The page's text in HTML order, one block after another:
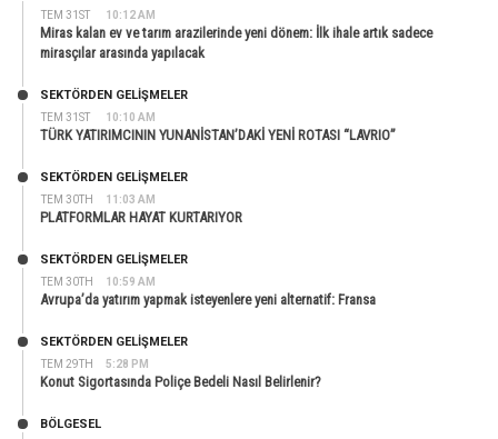
TEM 31ST 10:12 AM
Miras kalan ev ve tarım arazilerinde yeni dönem: İlk ihale artık sadece
mirasçılar arasında yapılacak
TEM 31ST 10:10 AM
SEKTÖRDEN GELIŞMELER
TÜRK YATIRIMCININ YUNANİSTAN’DAKİ YENİ ROTASI “LAVRIO”
TEM 30TH 11:03 AM
SEKTÖRDEN GELIŞMELER
PLATFORMLAR HAYAT KURTARIYOR
TEM 30TH 10:59 AM
SEKTÖRDEN GELIŞMELER
Avrupa’da yatırım yapmak isteyenlere yeni alternatif: Fransa
TEM 29TH 5:28 PM
SEKTÖRDEN GELIŞMELER
Konut Sigortasında Poliçe Bedeli Nasıl Belirlenir?
BÖLGESEL